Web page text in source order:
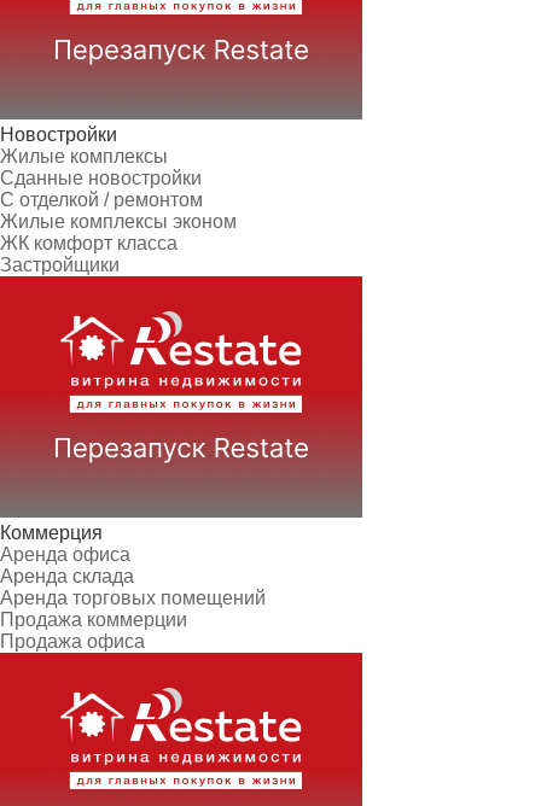
Новостройки
Жилые комплексы
Сданные новостройки
С отделкой / ремонтом
Жилые комплексы эконом
ЖК комфорт класса
Застройщики
Коммерция
Аренда офиса
Аренда склада
Аренда торговых помещений
Продажа коммерции
Продажа офиса